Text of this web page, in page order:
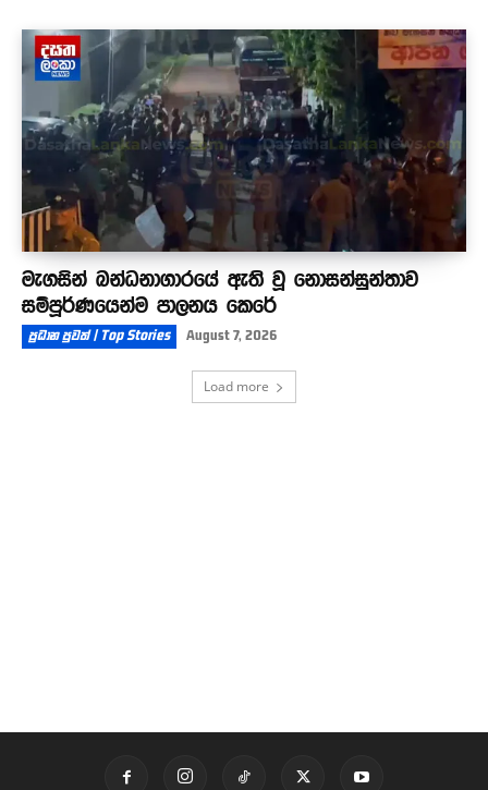
මැගසින් බන්ධනාගාරයේ ඇති වූ නොසන්සුන්තාව
සම්පූර්ණයෙන්ම පාලනය කෙරේ
ප්‍රධාන පුවත් | Top Stories August 7, 2026
Load more